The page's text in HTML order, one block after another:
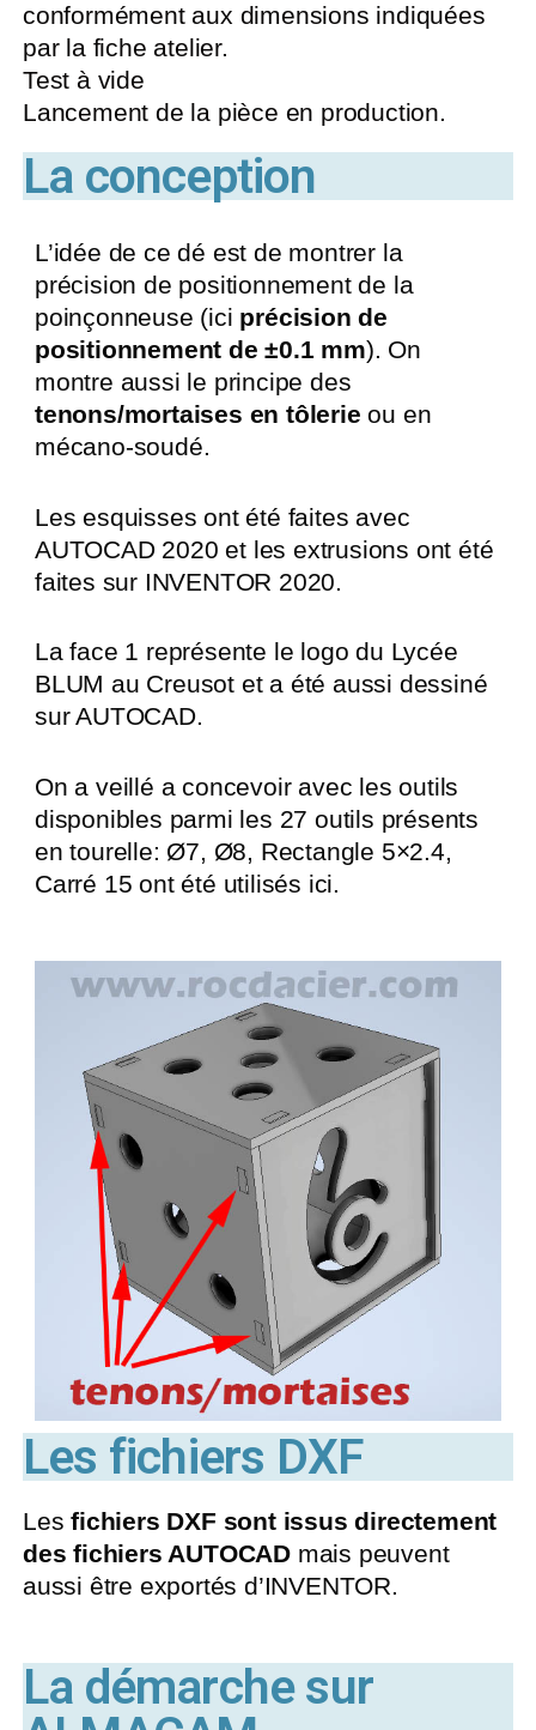
conformément aux dimensions indiquées
par la fiche atelier.
Test à vide
Lancement de la pièce en production.
La conception
L’idée de ce dé est de montrer la
précision de positionnement de la
poinçonneuse (ici précision de
positionnement de ±0.1 mm). On
montre aussi le principe des
tenons/mortaises en tôlerie ou en
mécano-soudé.
Les esquisses ont été faites avec
AUTOCAD 2020 et les extrusions ont été
faites sur INVENTOR 2020.
La face 1 représente le logo du Lycée
BLUM au Creusot et a été aussi dessiné
sur AUTOCAD.
On a veillé a concevoir avec les outils
disponibles parmi les 27 outils présents
en tourelle: Ø7, Ø8, Rectangle 5×2.4,
Carré 15 ont été utilisés ici.
Les fichiers DXF
Les fichiers DXF sont issus directement
des fichiers AUTOCADmais peuvent
aussi être exportés d’INVENTOR.
La démarche sur